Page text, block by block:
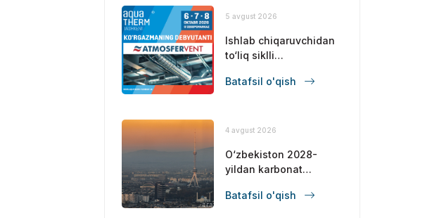
5 avgust 2026
Ishlab chiqaruvchidan
to‘liq siklli
uskunalari!
Batafsil o'qish
4 avgust 2026
O‘zbekiston 2028-
yildan karbonat
taklif qildi
Batafsil o'qish